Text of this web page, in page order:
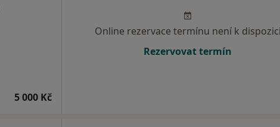
5 000 Kč
Online rezervace termínu není k dispozici
Rezervovat termín